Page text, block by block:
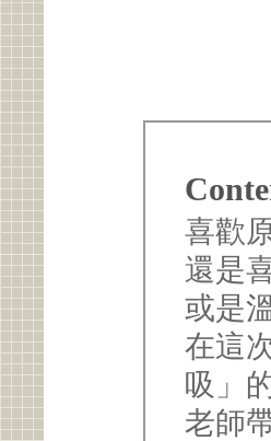
喜歡
還是
或是
在這
吸」
老師